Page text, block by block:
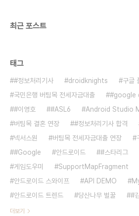
최근 포스트
태그
#정보처리기사 droidknights
구글
국민은행 버팀목 전세자금대출
#google
#이영호
#ASL6
Android Studio
버팀목 결혼 연장
#정보처리기사 합격
넥서스원
버팀목 전세자금대출 연장
#Google
안드로이드 #스타리그
게임도우미
SupportMapFragment
안드로이드 스와이프
API DEMO
안드로이드 트렌드
당산나무 벌꿀 #
더보기